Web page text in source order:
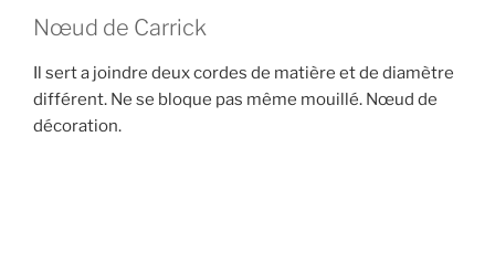
Nœud de Carrick
Il sert a joindre deux cordes de matière et de diamètre
différent. Ne se bloque pas même mouillé. Nœud de
décoration.